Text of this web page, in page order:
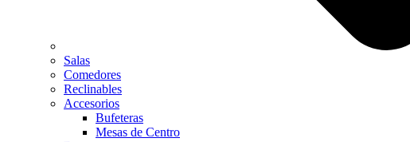
Salas
Comedores
Reclinables
Accesorios
Bufeteras
Mesas de Centro